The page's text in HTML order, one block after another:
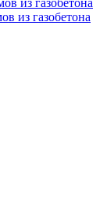
из газобетона
из газобетона